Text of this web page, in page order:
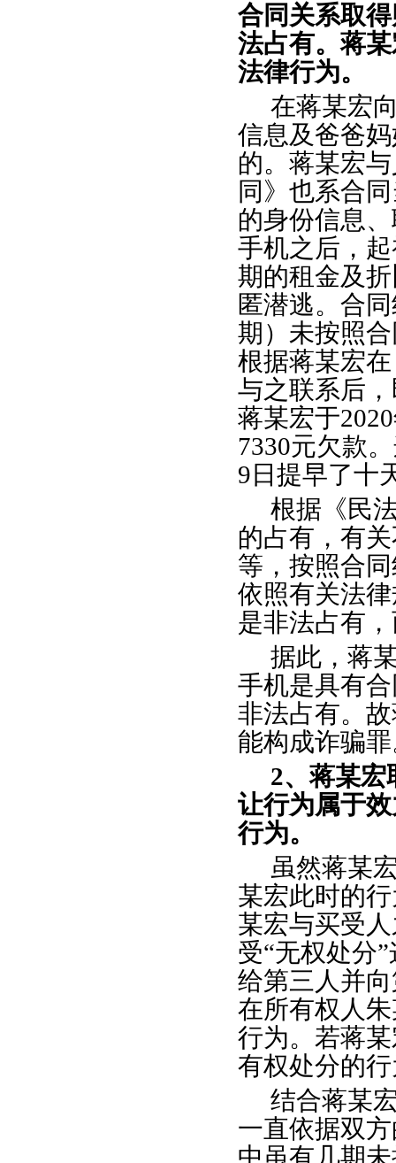
合同关系取
法占有。蒋
法律行为。
在蒋某宏
信息及爸爸
的。蒋某宏
同》也系合
的身份信息
手机之后，
期的租金及
匿潜逃。合
期）未按照
根据蒋某宏
与之联系后
蒋某宏于
7330元欠款
9日提早了十
根据《民
的占有，有
等，按照合
依照有关法
是非法占有
据此，蒋
手机是具有
非法占有。
能构成诈骗
2、蒋某宏
让行为属于
行为。
虽然蒋某
某宏此时的
某宏与买受
受“无权处分
给第三人并
在所有权人
行为。若蒋
有权处分的
结合蒋某
一直依据双
中虽有几期